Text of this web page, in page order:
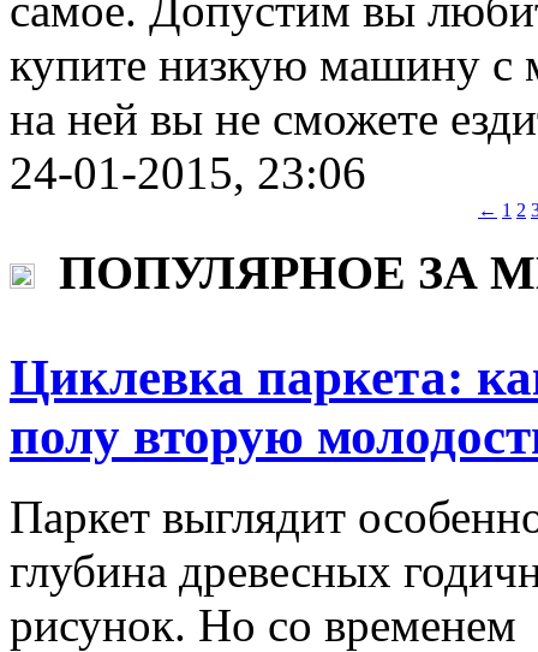
самое. Допустим вы
купите низкую машину с
на ней вы не сможете
24-01-2015, 23:06
← 1 2
ПОПУЛЯРНОЕ ЗА
Циклевка паркета:
полу вторую
Паркет выглядит
глубина древесных
рисунок. Но со временем